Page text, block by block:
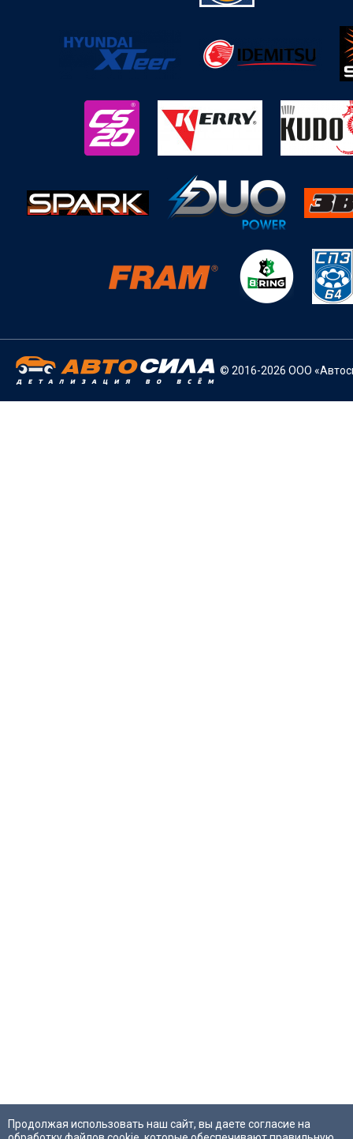
© 2016-2026 ООО
Продолжая использовать наш сайт, вы даете согласие на